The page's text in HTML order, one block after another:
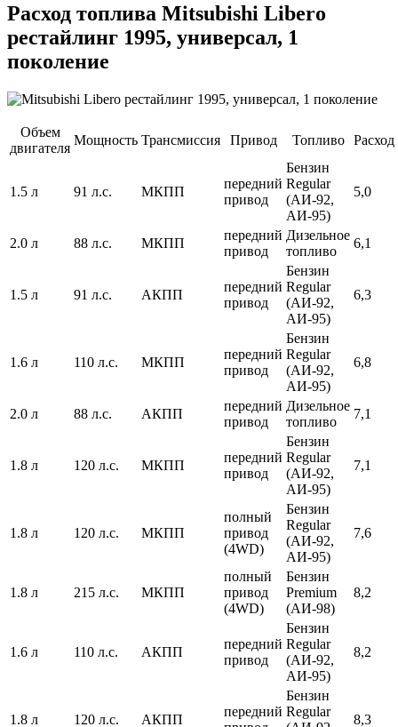
Расход топлива Mitsubishi Libero
рестайлинг 1995, универсал, 1
поколение
Объем
двигателя
Мощность Трансмиссия Привод Топливо Расход
1.5 л 91 л.с. МКПП
передний
привод
Бензин
Regular
(АИ-92,
АИ-95)
5,0
2.0 л 88 л.с. МКПП
передний
привод
Дизельное
топливо
6,1
1.5 л 91 л.с. АКПП
передний
привод
Бензин
Regular
(АИ-92,
АИ-95)
6,3
1.6 л 110 л.с. МКПП
передний
привод
Бензин
Regular
(АИ-92,
АИ-95)
6,8
2.0 л 88 л.с. АКПП
передний
привод
Дизельное
топливо
7,1
1.8 л 120 л.с. МКПП
передний
привод
Бензин
Regular
(АИ-92,
АИ-95)
7,1
1.8 л 120 л.с. МКПП
полный
привод
(4WD)
Бензин
Regular
(АИ-92,
АИ-95)
7,6
1.8 л 215 л.с. МКПП
полный
привод
(4WD)
Бензин
Premium
(АИ-98)
8,2
1.6 л 110 л.с. АКПП
передний
привод
Бензин
Regular
(АИ-92,
АИ-95)
8,2
1.8 л 120 л.с. АКПП
передний
Бензин
Regular
8,3